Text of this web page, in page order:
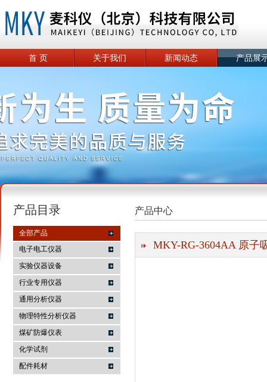
麦科仪（北京）科技有限公司
首 页 关于我们 新闻动态 产品展
产品目录
全部产品
电子电工仪器
实验仪器设备
行业专用仪器
通用分析仪器
物理特性分析仪器
煤矿防爆仪表
化学试剂
配件耗材
产品中心
MKY-RG-3604AA 原子